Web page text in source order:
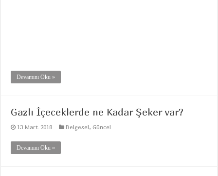
Devamını Oku »
Gazlı İçeceklerde ne Kadar Şeker var?
13 Mart 2018 Belgesel,Güncel
Devamını Oku »